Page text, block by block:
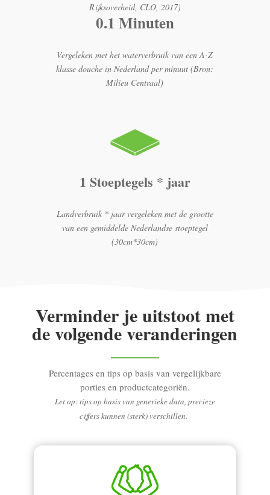
Rijksoverheid, CLO, 2017)
0.1 Minuten
Vergeleken met het waterverbruik van een A-Z
klasse douche in Nederland per minuut (Bron:
Milieu Centraal)
1 Stoeptegels * jaar
Landverbruik * jaar vergeleken met de grootte
van een gemiddelde Nederlandse stoeptegel
(30cm*30cm)
Verminder je uitstoot met
de volgende veranderingen
Percentages en tips op basis van vergelijkbare
porties en productcategoriën.
Let op: tips op basis van generieke data, precieze
cijfers kunnen (sterk) verschillen.